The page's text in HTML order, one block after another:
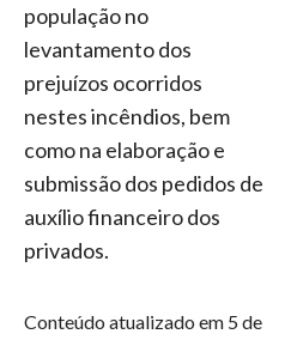
população no
levantamento dos
prejuízos ocorridos
nestes incêndios, bem
como na elaboração e
submissão dos pedidos de
auxílio financeiro dos
privados.
Conteúdo atualizado em 5 de